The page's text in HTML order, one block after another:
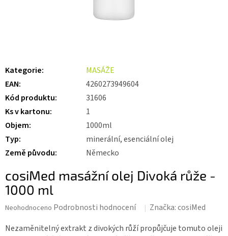
Kategorie:
MASÁŽE
EAN:
4260273949604
Kód produktu:
31606
Ks v kartonu:
1
Objem:
1000ml
Typ:
minerální, esenciální olej
Země původu: Německo
cosiMed masážní olej Divoká růže -
1000 ml
Průměrné
produktu
Neohodnoceno Podrobnosti hodnocení Značka:cosiMed
Nezaměnitelný extrakt z divokých růží propůjčuje tomuto oleji